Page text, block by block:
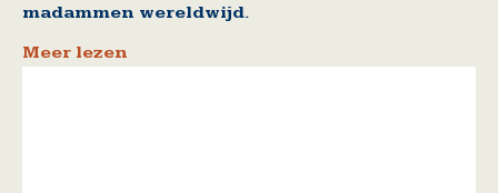
madammen wereldwijd.
Meer lezen